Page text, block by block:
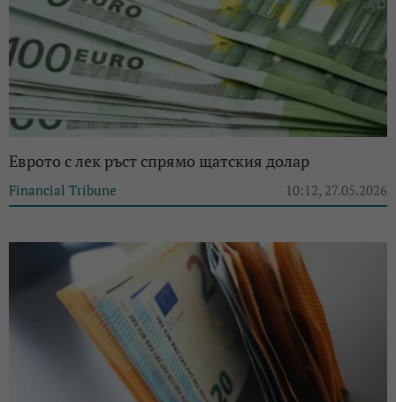
Еврото с лек ръст спрямо щатския долар
Financial Tribune 10:12, 27.05.2026